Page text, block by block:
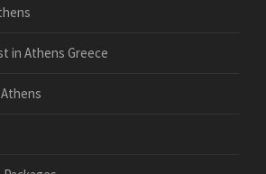
in Athens Greece